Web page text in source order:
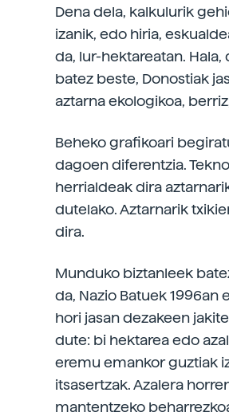
Dena dela, kalkulurik
izanik, edo hiria,
da, lur-hektareatan.
batez beste, Donostiak
aztarna ekologikoa,
Beheko grafikoari
dagoen diferentzia.
herrialdeak dira
dutelako. Aztarnarik
dira.
Munduko biztanleek
da, Nazio Batuek
hori jasan dezakeen
dute: bi hektarea edo
eremu emankor guztiak
itsasertzak. Azalera
mantentzeko